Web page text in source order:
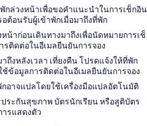
กล่วงหน้าเพื่อขอคำแนะนำในการเช็กอิน
ต้อนรับผู้เข้าพักเมื่อมาถึงที่พัก
น้าก่อนเดินทางมาถึงเพื่อนัดหมายการเช็
ติดต่อในอีเมลยืนยันการจอง
ถึงหลังเวลา เที่ยงคืน โปรดแจ้งให้ที่พัก
ข้อมูลการติดต่อในอีเมลยืนยันการจอง
อาจแปลโดยใช้เครื่องมือแปลอัตโนมัติ
ระกันสุขภาพ บัตรนักเรียน หรือสูติบัตร
รแสดงตัว